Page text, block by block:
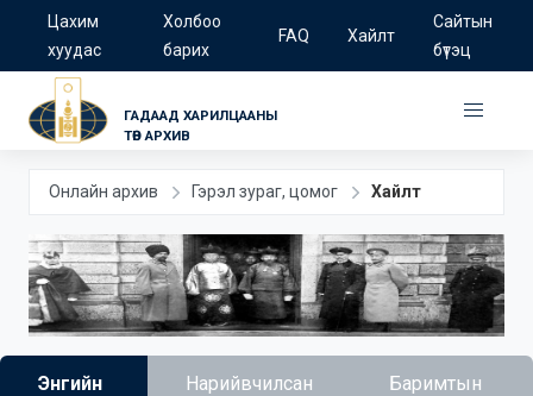
Цахим
хуудас
Холбоо
барих
FAQ Хайлт
Сайтын
бүтэц
ГАДААД ХАРИЛЦААНЫ
ТӨВ АРХИВ
Онлайн архив Гэрэл зураг, цомог Хайлт
Энгийн
Нарийвчилсан
Баримтын